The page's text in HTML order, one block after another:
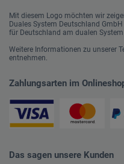
Mit diesem Logo möchten wir
Duales System Deutschland
für Deutschland am dualen
Weitere Informationen zu unserer
entnehmen.
Zahlungsarten im
Das sagen unsere Kunden